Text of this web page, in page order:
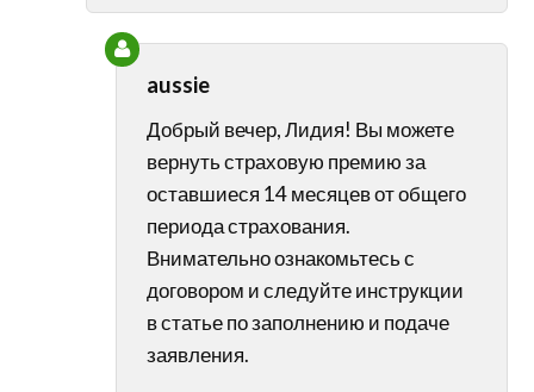
aussie
Добрый вечер, Лидия! Вы можете
вернуть страховую премию за
оставшиеся 14 месяцев от общего
периода страхования.
Внимательно ознакомьтесь с
договором и следуйте инструкции
в статье по заполнению и подаче
заявления.